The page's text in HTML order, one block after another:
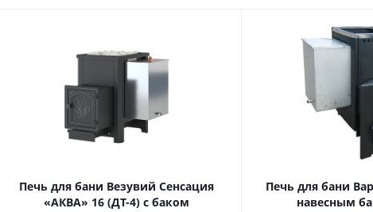
Печь для бани Везувий Сенсация
«АКВА» 16 (ДТ-4) с баком
Печь для бани
навесным